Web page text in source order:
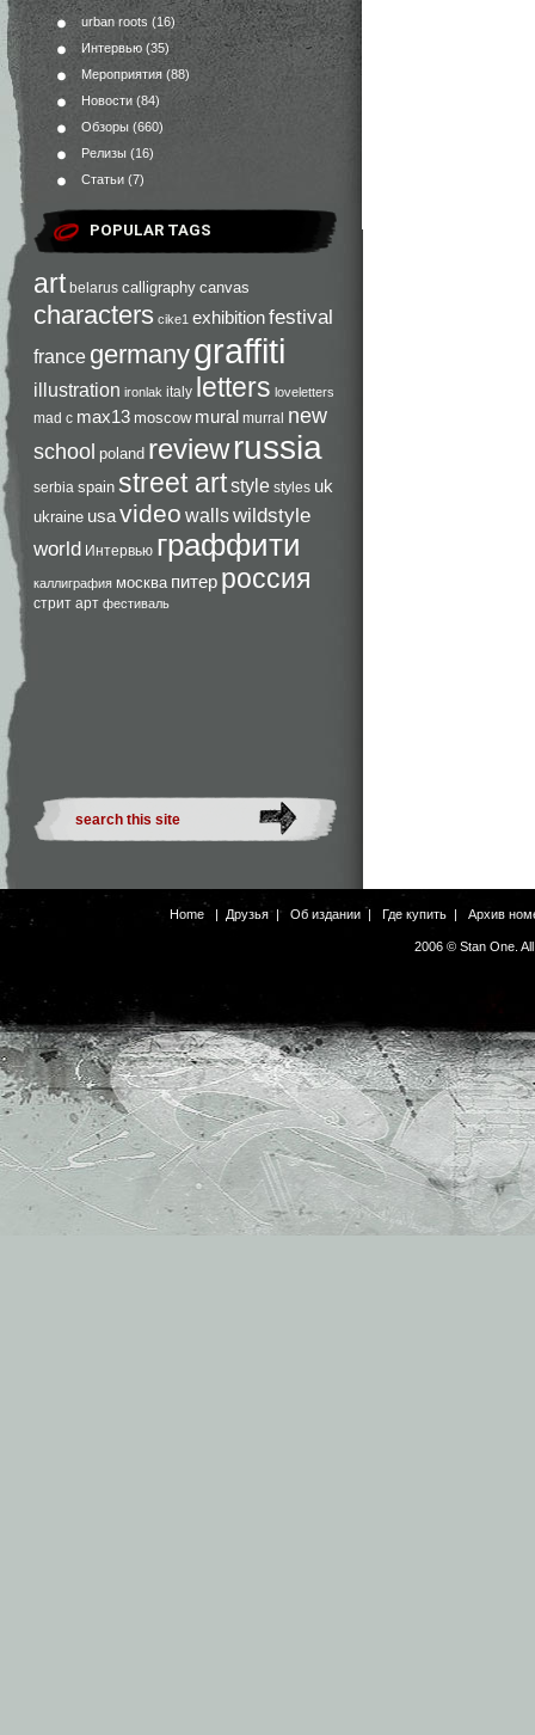
urban roots (16)
Интервью (35)
Мероприятия (88)
Новости (84)
Обзоры (660)
Релизы (16)
Статьи (7)
POPULAR TAGS
art belarus calligraphy canvas
characters cike1 exhibitionfestival
france germanygraffiti
illustration ironlak italy letters loveletters
mad c max13 moscow mural murral new
school poland reviewrussia
serbia spain street artstyle styles uk
ukraine usavideo wallswildstyle
world Интервью граффити
каллиграфия москва питер россия
стрит арт фестиваль
Home | Друзья| Об издании | Где купить | Архив
2006 © Stan One.